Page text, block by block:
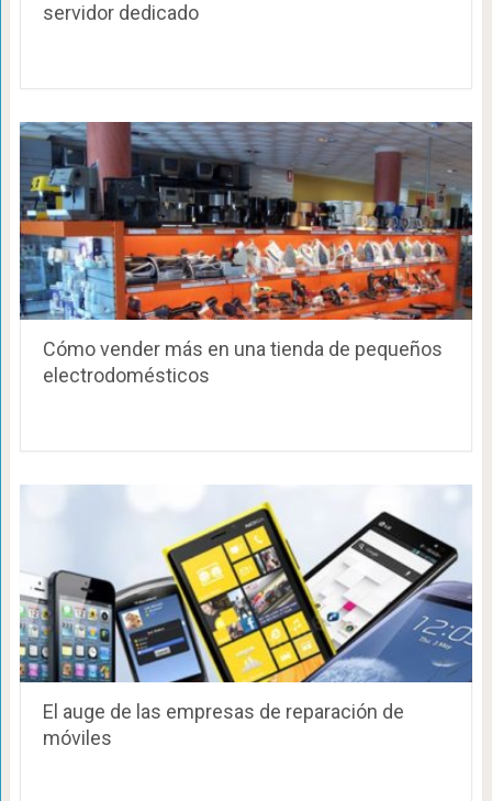
servidor dedicado
Cómo vender más en una tienda de pequeños
electrodomésticos
El auge de las empresas de reparación de
móviles